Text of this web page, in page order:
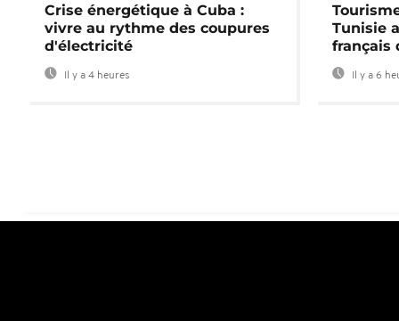
Crise énergétique à Cuba :
vivre au rythme des coupures
d'électricité
Il y a 4 heures
Tunisie
français
Il y a 6